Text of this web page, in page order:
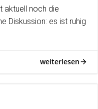
aktuell noch die
Diskussion: es ist ruhig
weiterlesen